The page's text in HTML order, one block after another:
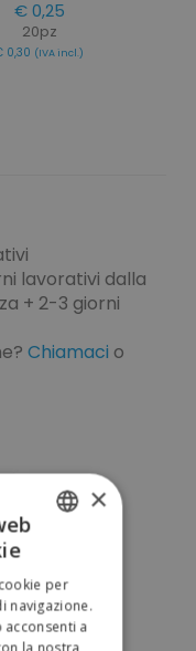
€ 0,25
20pz
0,30 (IVA incl.)
lavorativi dalla
+ 2-3 giorni
Chiamaci o
ENGLISH
×
per
navigazione.
a